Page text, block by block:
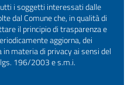
i soggetti interessati dalle
dal Comune che, in qualità di
il principio di trasparenza e
aggiorna, dei
materia di privacy ai sensi del
196/2003 e s.m.i.